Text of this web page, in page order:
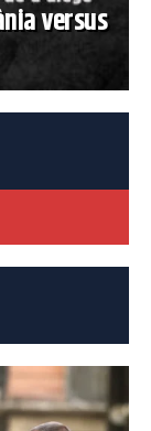
versus